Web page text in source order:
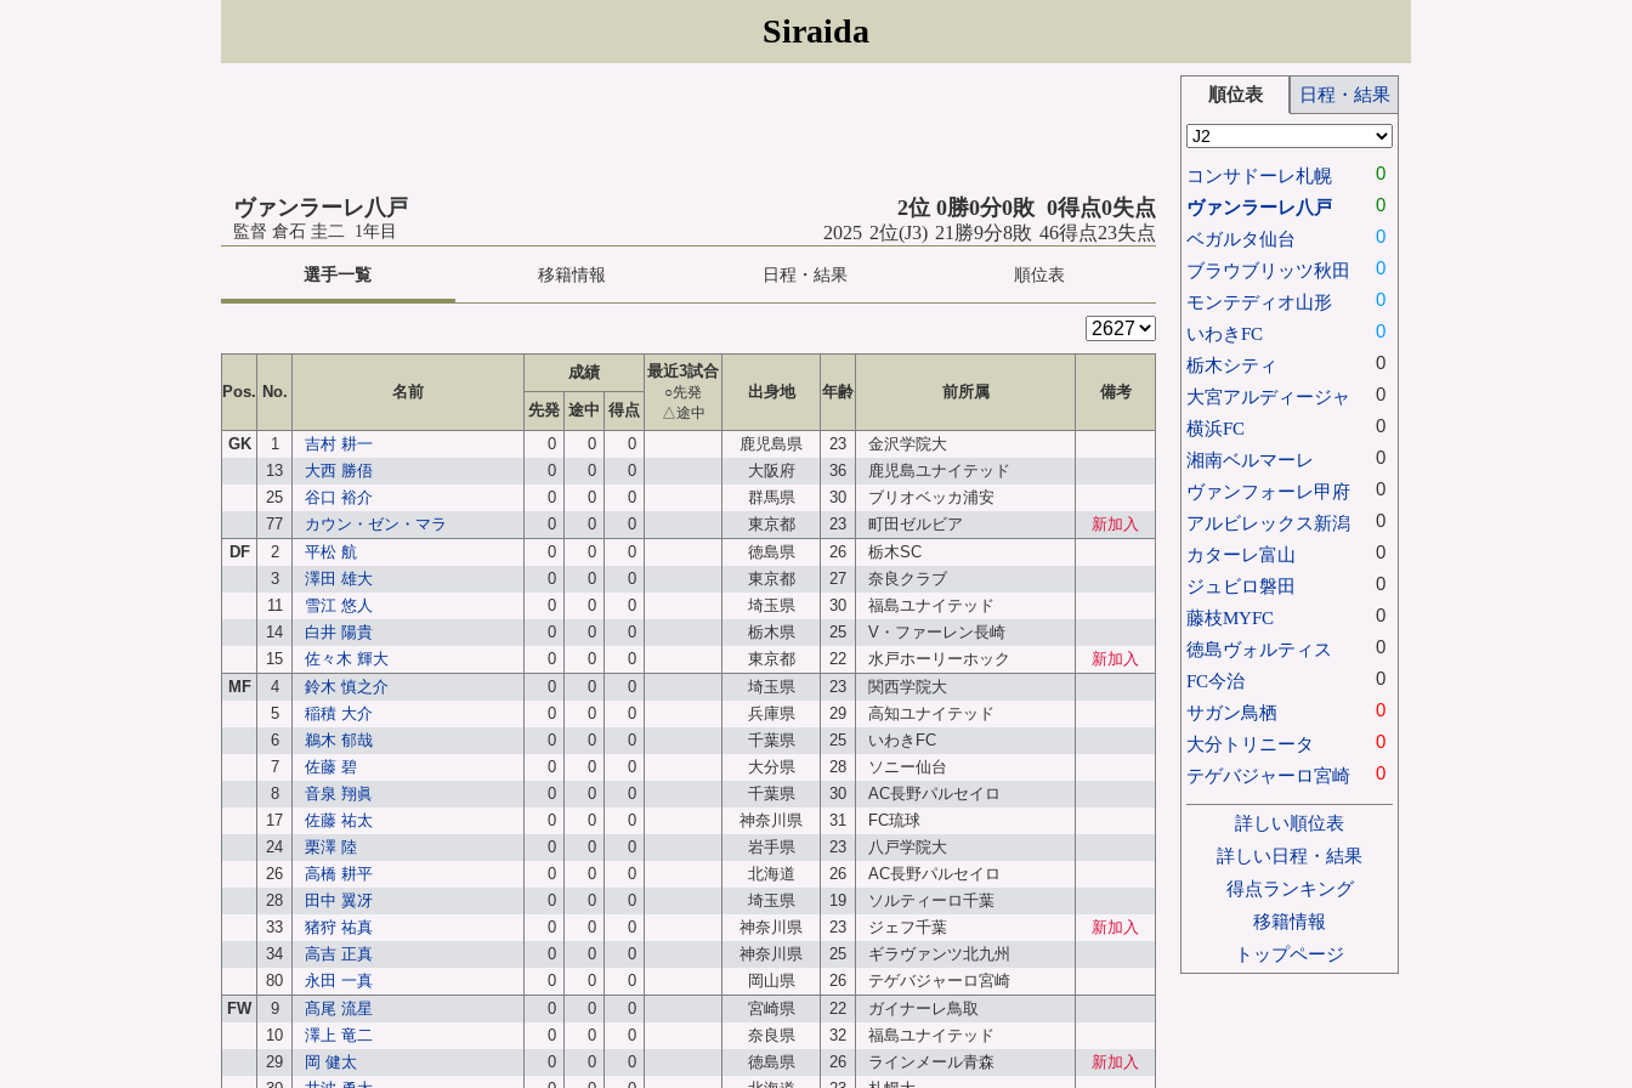
Siraida
ヴァンラーレ八戸
監督 倉石 圭二 1年目
2位 0勝0分0敗 0得点0失点
2025 2位(J3) 21勝9分8敗 46得点23失点
選手一覧 移籍情報 日程・結果 順位表
Pos. No. 名前
成績 最近3試合
○先発
△途中
出身地 年齢 前所属
備考
先発 途中 得点
GK
1 吉村 耕一 0 0 0 鹿児島県 23
金沢学院大
13
大西 勝俉 0 0 0 大阪府 36
鹿児島ユナイテッド
25
谷口 裕介 0 0 0 群馬県 30
ブリオベッカ浦安
77
カウン・ゼン・マラ 0 0 0 東京都 23 町田ゼルビア
新加入
DF
2 平松 航 0 0 0 徳島県 26
栃木SC
3
澤田 雄大 0 0 0 東京都 27
奈良クラブ
11
雪江 悠人 0 0 0 埼玉県 30
福島ユナイテッド
14
白井 陽貴 0 0 0 栃木県 25
V・ファーレン長崎
15
佐々木 輝大 0 0 0 東京都 22 水戸ホーリーホック
新加入
MF
4 鈴木 慎之介 0 0 0 埼玉県 23
関西学院大
5
稲積 大介 0 0 0 兵庫県 29
高知ユナイテッド
6
鵜木 郁哉 0 0 0 千葉県 25
いわきFC
7
佐藤 碧 0 0 0 大分県 28
ソニー仙台
8
音泉 翔眞 0 0 0 千葉県 30
AC長野パルセイロ
17
佐藤 祐太 0 0 0 神奈川県 31
FC琉球
24
栗澤 陸 0 0 0 岩手県 23
八戸学院大
26
高橋 耕平 0 0 0 北海道 26
AC長野パルセイロ
28
田中 翼冴 0 0 0 埼玉県 19
ソルティーロ千葉
33
猪狩 祐真 0 0 0 神奈川県 23 ジェフ千葉
新加入
34
高吉 正真 0 0 0 神奈川県 25
ギラヴァンツ北九州
80
永田 一真 0 0 0 岡山県 26
テゲバジャーロ宮崎
FW
9 髙尾 流星 0 0 0 宮崎県 22
ガイナーレ鳥取
10
澤上 竜二 0 0 0 奈良県 32
福島ユナイテッド
29
岡 健太 0 0 0 徳島県 26 ラインメール青森
新加入
順位表 日程・結果
コンサドーレ札幌
0
ヴァンラーレ八戸
0
ベガルタ仙台
0
ブラウブリッツ秋田
0
モンテディオ山形
0
いわきFC
0
栃木シティ
0
大宮アルディージャ
0
横浜FC
0
湘南ベルマーレ
0
ヴァンフォーレ甲府
0
アルビレックス新潟
0
カターレ富山
0
ジュビロ磐田
0
藤枝MYFC
0
徳島ヴォルティス
0
FC今治
0
サガン鳥栖
0
大分トリニータ
0
テゲバジャーロ宮崎
0
詳しい順位表
詳しい日程・結果
得点ランキング
移籍情報
トップページ